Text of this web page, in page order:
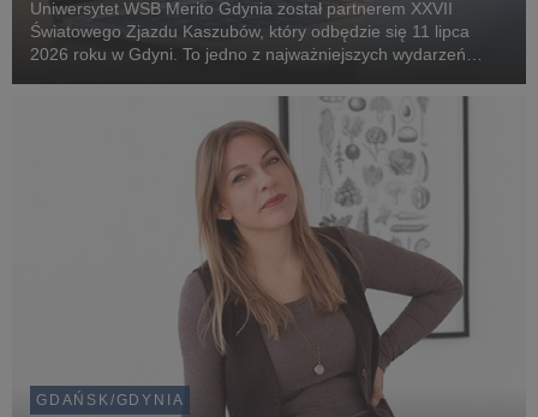
Uniwersytet WSB Merito Gdynia został partnerem XXVII
Światowego Zjazdu Kaszubów, który odbędzie się 11 lipca
2026 roku w Gdyni. To jedno z najważniejszych wydarzeń
mieszkańców regionu oraz gości z kraju i zagranicy wokół ...
GDAŃSK/GDYNIA